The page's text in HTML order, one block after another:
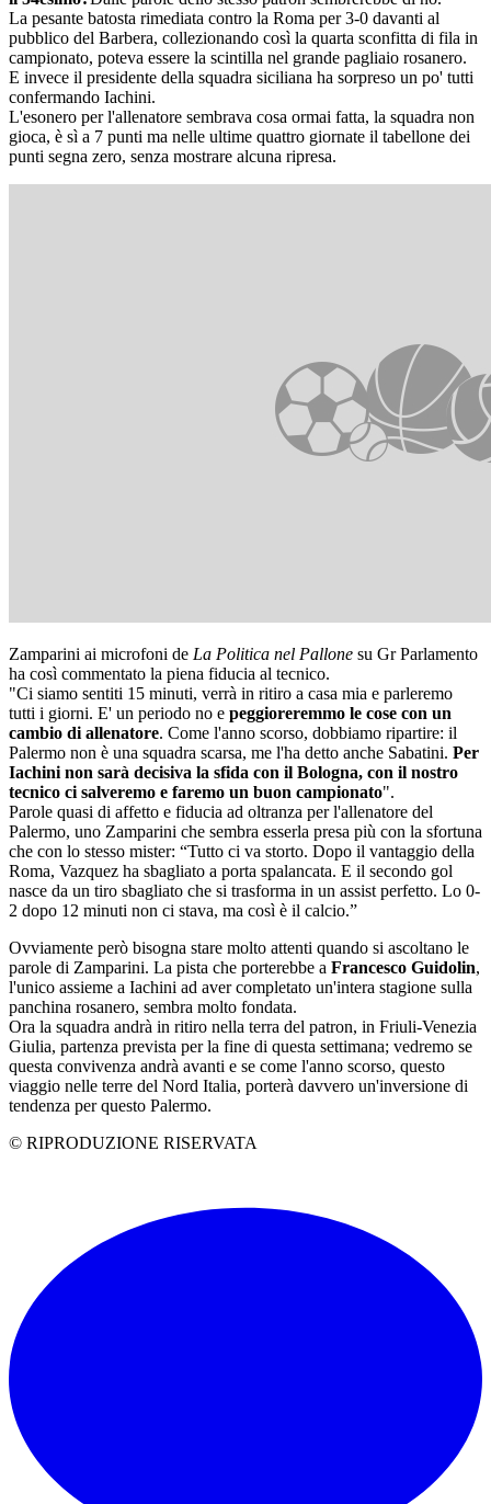
La pesante batosta rimediata contro la Roma per 3-0 davanti al
pubblico del Barbera, collezionando così la quarta sconfitta di fila in
campionato, poteva essere la scintilla nel grande pagliaio rosanero.
E invece il presidente della squadra siciliana ha sorpreso un po' tutti
confermando Iachini.
L'esonero per l'allenatore sembrava cosa ormai fatta, la squadra non
gioca, è sì a 7 punti ma nelle ultime quattro giornate il tabellone dei
punti segna zero, senza mostrare alcuna ripresa.
Zamparini ai microfoni de La Politica nel Pallone su Gr Parlamento
ha così commentato la piena fiducia al tecnico.
"Ci siamo sentiti 15 minuti, verrà in ritiro a casa mia e parleremo
tutti i giorni. E' un periodo no e peggioreremmo le cose con un
cambio di allenatore. Come l'anno scorso, dobbiamo ripartire: il
Palermo non è una squadra scarsa, me l'ha detto anche Sabatini. Per
Iachini non sarà decisiva la sfida con il Bologna, con il nostro
tecnico ci salveremo e faremo un buon campionato".
Parole quasi di affetto e fiducia ad oltranza per l'allenatore del
Palermo, uno Zamparini che sembra esserla presa più con la sfortuna
che con lo stesso mister: “Tutto ci va storto. Dopo il vantaggio della
Roma, Vazquez ha sbagliato a porta spalancata. E il secondo gol
nasce da un tiro sbagliato che si trasforma in un assist perfetto. Lo 0-
2 dopo 12 minuti non ci stava, ma così è il calcio.”
Ovviamente però bisogna stare molto attenti quando si ascoltano le
parole di Zamparini. La pista che porterebbe a Francesco Guidolin,
l'unico assieme a Iachini ad aver completato un'intera stagione sulla
panchina rosanero, sembra molto fondata.
Ora la squadra andrà in ritiro nella terra del patron, in Friuli-Venezia
Giulia, partenza prevista per la fine di questa settimana; vedremo se
questa convivenza andrà avanti e se come l'anno scorso, questo
viaggio nelle terre del Nord Italia, porterà davvero un'inversione di
tendenza per questo Palermo.
© RIPRODUZIONE RISERVATA